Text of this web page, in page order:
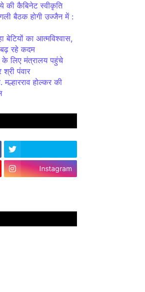
कैबिनेट स्वीकृति
बैठक होगी उज्जैन में :
बेटियों का आत्मविश्वास,
रहे कदम
लिए मंत्रालय पहुंचे
पंवार
होल्कर की
Instagram